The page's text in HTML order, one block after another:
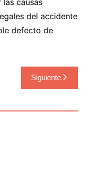
del accidente
defecto de
Siguiente